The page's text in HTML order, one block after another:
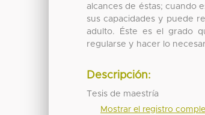
alcances de éstas; cuando
sus capacidades y puede
adulto. Éste es el grado
regularse y hacer lo
Descripción:
Tesis de maestría
Mostrar el registro